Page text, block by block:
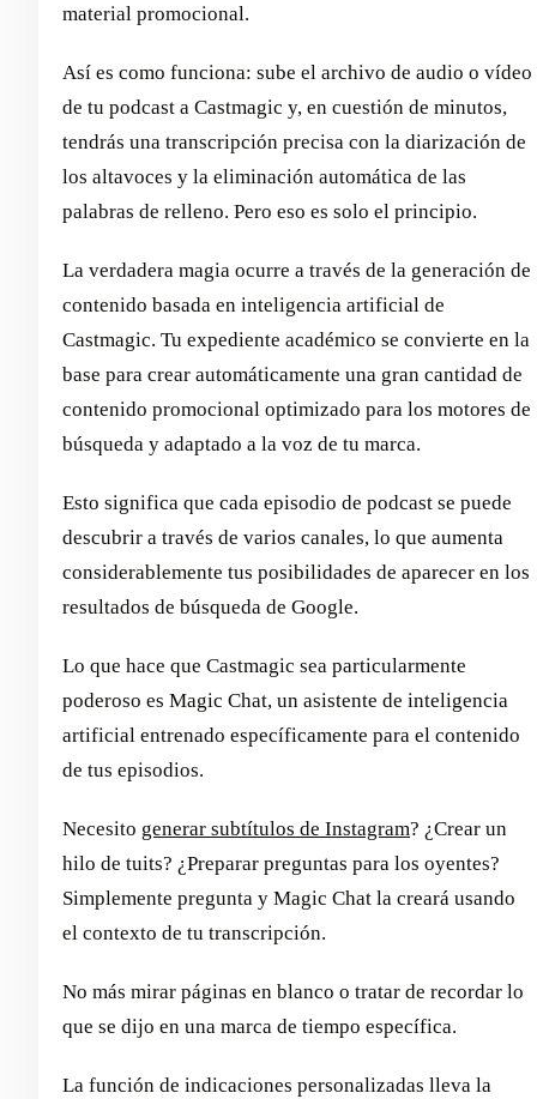
material promocional.
Así es como funciona: sube el archivo de audio o vídeo
de tu podcast a Castmagic y, en cuestión de minutos,
tendrás una transcripción precisa con la diarización de
los altavoces y la eliminación automática de las
palabras de relleno. Pero eso es solo el principio.
La verdadera magia ocurre a través de la generación de
contenido basada en inteligencia artificial de
Castmagic. Tu expediente académico se convierte en la
base para crear automáticamente una gran cantidad de
contenido promocional optimizado para los motores de
búsqueda y adaptado a la voz de tu marca.
Esto significa que cada episodio de podcast se puede
descubrir a través de varios canales, lo que aumenta
considerablemente tus posibilidades de aparecer en los
resultados de búsqueda de Google.
Lo que hace que Castmagic sea particularmente
poderoso es Magic Chat, un asistente de inteligencia
artificial entrenado específicamente para el contenido
de tus episodios.
Necesito generar subtítulos de Instagram? ¿Crear un
hilo de tuits? ¿Preparar preguntas para los oyentes?
Simplemente pregunta y Magic Chat la creará usando
el contexto de tu transcripción.
No más mirar páginas en blanco o tratar de recordar lo
que se dijo en una marca de tiempo específica.
La función de indicaciones personalizadas lleva la